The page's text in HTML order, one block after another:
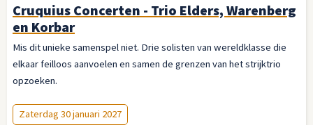
Cruquius Concerten - Trio Elders, Warenberg
en Korbar
Mis dit unieke samenspel niet. Drie solisten van wereldklasse die
elkaar feilloos aanvoelen en samen de grenzen van het strijktrio
opzoeken.
Zaterdag 30 januari 2027